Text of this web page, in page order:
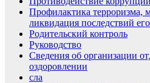
Профилактика терроризма,
ликвидация последствий
Родительский контроль
Руководство
Сведения об организации
оздоровлении
сла